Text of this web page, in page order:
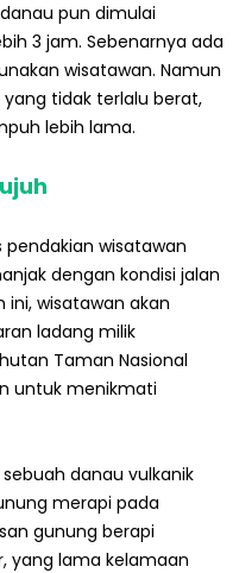
pun dimulai
3 jam. Sebenarnya ada
wisatawan. Namun
tidak terlalu berat,
lebih lama.
wisatawan
dengan kondisi jalan
wisatawan akan
ladang milik
Taman Nasional
untuk menikmati
danau vulkanik
merapi pada
gunung berapi
yang lama kelamaan